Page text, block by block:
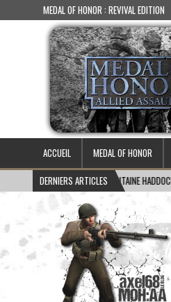
MEDAL OF HONOR : REVIVAL EDITION
ACCUEIL MEDAL OF HONOR
DERNIERS ARTICLES
SKIN CAPITAINE HADDOCK